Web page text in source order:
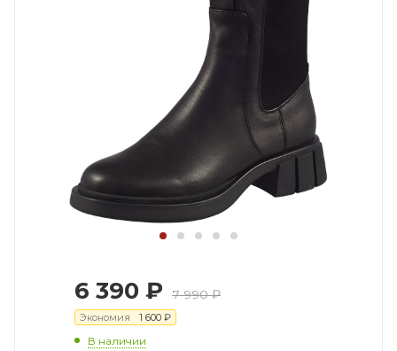
6 390 ₽ 7 990₽
Экономия 1 600 ₽
В наличии